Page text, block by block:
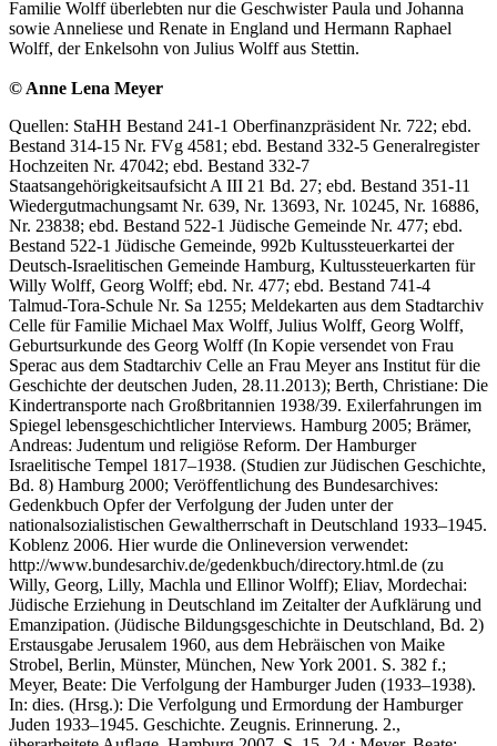
Familie Wolff überlebten nur die Geschwister Paula und Johanna
sowie Anneliese und Renate in England und Hermann Raphael
Wolff, der Enkelsohn von Julius Wolff aus Stettin.
© Anne Lena Meyer
Quellen: StaHH Bestand 241-1 Oberfinanzpräsident Nr. 722; ebd.
Bestand 314-15 Nr. FVg 4581; ebd. Bestand 332-5 Generalregister
Hochzeiten Nr. 47042; ebd. Bestand 332-7
Staatsangehörigkeitsaufsicht A III 21 Bd. 27; ebd. Bestand 351-11
Wiedergutmachungsamt Nr. 639, Nr. 13693, Nr. 10245, Nr. 16886,
Nr. 23838; ebd. Bestand 522-1 Jüdische Gemeinde Nr. 477; ebd.
Bestand 522-1 Jüdische Gemeinde, 992b Kultussteuerkartei der
Deutsch-Israelitischen Gemeinde Hamburg, Kultussteuerkarten für
Willy Wolff, Georg Wolff; ebd. Nr. 477; ebd. Bestand 741-4
Talmud-Tora-Schule Nr. Sa 1255; Meldekarten aus dem Stadtarchiv
Celle für Familie Michael Max Wolff, Julius Wolff, Georg Wolff,
Geburtsurkunde des Georg Wolff (In Kopie versendet von Frau
Sperac aus dem Stadtarchiv Celle an Frau Meyer ans Institut für die
Geschichte der deutschen Juden, 28.11.2013); Berth, Christiane: Die
Kindertransporte nach Großbritannien 1938/39. Exilerfahrungen im
Spiegel lebensgeschichtlicher Interviews. Hamburg 2005; Brämer,
Andreas: Judentum und religiöse Reform. Der Hamburger
Israelitische Tempel 1817–1938. (Studien zur Jüdischen Geschichte,
Bd. 8) Hamburg 2000; Veröffentlichung des Bundesarchives:
Gedenkbuch Opfer der Verfolgung der Juden unter der
nationalsozialistischen Gewaltherrschaft in Deutschland 1933–1945.
Koblenz 2006. Hier wurde die Onlineversion verwendet:
http://www.bundesarchiv.de/gedenkbuch/directory.html.de (zu
Willy, Georg, Lilly, Machla und Ellinor Wolff); Eliav, Mordechai:
Jüdische Erziehung in Deutschland im Zeitalter der Aufklärung und
Emanzipation. (Jüdische Bildungsgeschichte in Deutschland, Bd. 2)
Erstausgabe Jerusalem 1960, aus dem Hebräischen von Maike
Strobel, Berlin, Münster, München, New York 2001. S. 382 f.;
Meyer, Beate: Die Verfolgung der Hamburger Juden (1933–1938).
In: dies. (Hrsg.): Die Verfolgung und Ermordung der Hamburger
Juden 1933–1945. Geschichte. Zeugnis. Erinnerung. 2.,